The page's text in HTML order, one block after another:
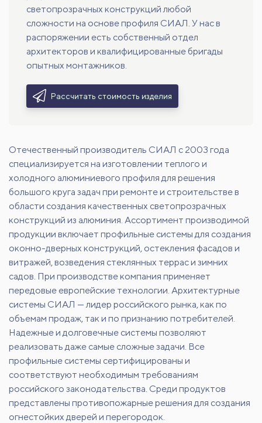
светопрозрачных конструкций любой
сложности на основе профиля СИАЛ. У нас в
распоряжении есть собственный отдел
архитекторов и квалифицированные бригады
опытных монтажников.
Рассчитать стоимость изделия
Отечественный производитель СИАЛ с 2003 года
специализируется на изготовлении теплого и
холодного алюминиевого профиля для решения
большого круга задач при ремонте и строительстве в
области создания качественных светопрозрачных
конструкций из алюминия. Ассортимент производимой
продукции включает профильные системы для создания
оконно-дверных конструкций, остекления фасадов и
витражей, возведения стеклянных террас и зимних
садов. При производстве компания применяет
передовые европейские технологии. Архитектурные
системы СИАЛ — лидер российского рынка, как по
объемам продаж, так и по признанию потребителей.
Надежные и долговечные системы позволяют
реализовать даже самые сложные задачи. Все
профильные системы сертифицированы и
соответствуют необходимым требованиям
российского законодательства. Среди продуктов
представлены противопожарные решения для создания
огнестойких дверей и перегородок.